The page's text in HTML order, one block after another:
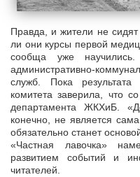
Правда, и жители не
ли они курсы первой
сообща уже
административно-
служб. Пока
комитета заверила, что
департамента ЖКХиБ.
конечно, не является
обязательно станет
«Частная лавочка»
развитием событий и
читателей.